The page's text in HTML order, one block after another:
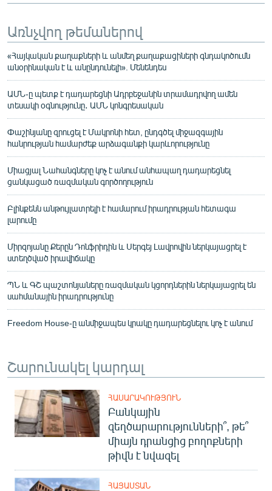
Առնչվող թեմաներով
«Հայկական քաղաքների և անմեղ քաղաքացիների գնդակոծումն
անօրինական է և անընդունելի». Մենենդես
ԱՄՆ-ը պետք է դադարեցնի Ադրբեջանին տրամադրվող ամեն
տեսակի օգնությունը․ ԱՄՆ կոնգրեսական
Փաշինյանը զրուցել է Մակրոնի հետ, ընդգծել միջազգային
հանրության համարժեք արձագանքի կարևորությունը
Միացյալ Նահանգները կոչ է անում անհապաղ դադարեցնել
ցանկացած ռազմական գործողություն
Բլինքենն անթույլատրելի է համարում իրադրության հետագա
լարումը
Միրզոյանը Քերըն Դոնֆրիդին և Սերգեյ Լավրովին ներկայացրել է
ստեղծված իրավիճակը
ՊՆ և ԳՇ պաշտոնյաները ռազմական կցորդներին ներկայացրել են
սահմանային իրադրությունը
Freedom House-ը անմիջապես կրակը դադարեցնելու կոչ է անում
Շարունակել կարդալ
ՀԱՍԱՐԱԿՈՒԹՅՈՒՆ
Բանկային
զեղծարարությունների՞, թե՞
միայն դրանցից բողոքների
թիվն է նվազել
ՀԱՅԱՍՏԱՆ